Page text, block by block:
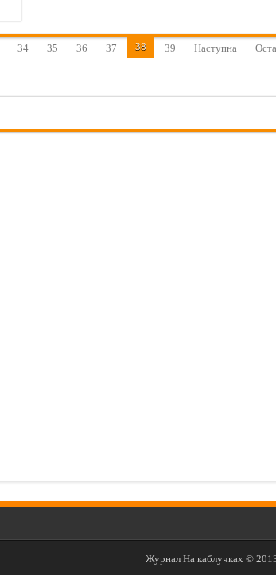
34 35 36 37 38 39 Наступна
Журнал На каблучках ©